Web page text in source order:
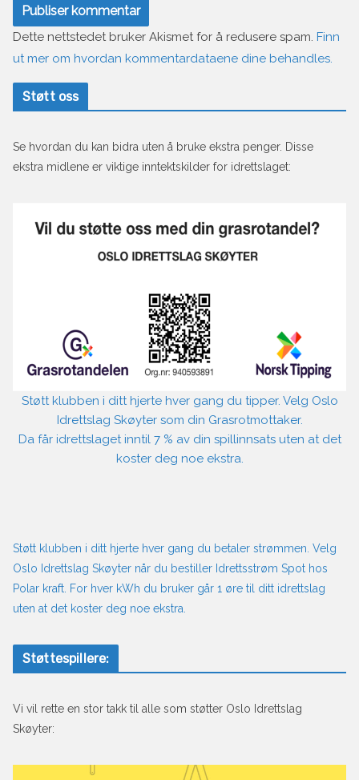
Dette nettstedet bruker Akismet for å redusere spam. Finn
ut mer om hvordan kommentardataene dine behandles.
Støtt oss
Se hvordan du kan bidra uten å bruke ekstra penger. Disse
ekstra midlene er viktige inntektskilder for idrettslaget:
Støtt klubben i ditt hjerte hver gang du tipper. Velg Oslo
Idrettslag Skøyter som din Grasrotmottaker.
Da får idrettslaget inntil 7 % av din spillinnsats uten at det
koster deg noe ekstra.
Støtt klubben i ditt hjerte hver gang du betaler strømmen. Velg
Oslo Idrettslag Skøyter når du bestiller Idrettsstrøm Spot hos
Polar kraft. For hver kWh du bruker går 1 øre til ditt idrettslag
uten at det koster deg noe ekstra.
Støttespillere:
Vi vil rette en stor takk til alle som støtter Oslo Idrettslag
Skøyter: